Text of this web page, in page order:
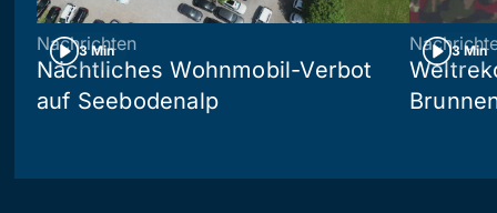
3 Min
Nachrichten
Nächtliches Wohnmobil-Verbot
auf Seebodenalp
3 Min